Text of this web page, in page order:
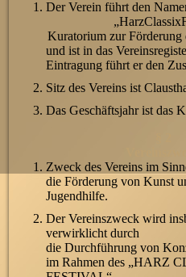
Der Verein führt den
Kuratorium zur
und ist in das
Eintragung führt er den
Sitz des Vereins ist
Das Geschäftsjahr ist das
Zweck des Vereins im
die Förderung von Kunst
Jugendhilfe.
Der Vereinszweck wird
verwirklicht durch
die Durchführung von
im Rahmen des „HARZ